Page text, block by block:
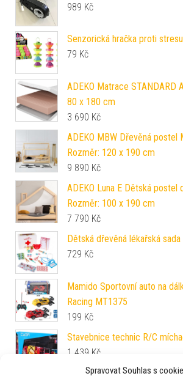
Spravovat Souhlas s
989 Kč
Senzorická hračka proti
79 Kč
ADEKO Matrace STANDARD
80 x 180 cm
3 690 Kč
ADEKO MBW Dřevěná postel
Rozměr: 120 x 190 cm
9 890 Kč
ADEKO Luna E Dětská postel
Rozměr: 100 x 190 cm
7 790 Kč
Dětská dřevěná lékařská sada
729 Kč
Mamido Sportovní auto na
Racing MT1375
199 Kč
Stavebnice technic R/C
1 439 Kč